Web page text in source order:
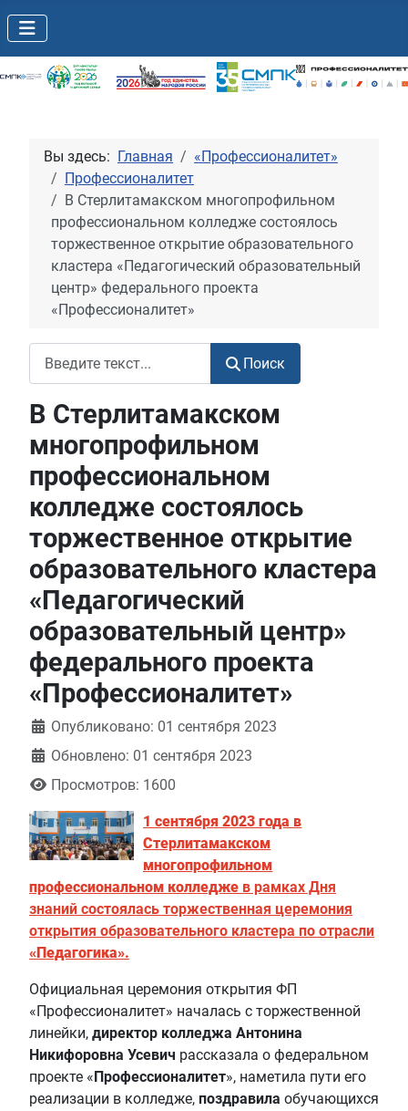
Вы здесь: Главная
«Профессионалитет»
Профессионалитет
В Стерлитамакском многопрофильном
профессиональном колледже состоялось
торжественное открытие образовательного
кластера «Педагогический образовательный
центр» федерального проекта
«Профессионалитет»
Поиск
В Стерлитамакском
многопрофильном
профессиональном
колледже состоялось
торжественное открытие
образовательного кластера
«Педагогический
образовательный центр»
федерального проекта
«Профессионалитет»
Информация о материале
Опубликовано: 01 сентября 2023
Обновлено: 01 сентября 2023
Просмотров: 1600
1 сентября 2023 года в
Стерлитамакском
многопрофильном
профессиональном колледже в рамках Дня
знаний состоялась торжественная церемония
открытия образовательного кластера по отрасли
«Педагогика».
Официальная церемония открытия ФП
«Профессионалитет» началась с торжественной
линейки, директор колледжа Антонина
Никифоровна Усевич рассказала о федеральном
проекте « Профессионалитет», наметила пути его
реализации в колледже, поздравила обучающихся